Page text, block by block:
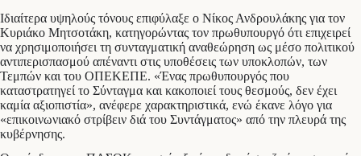
Ιδιαίτερα υψηλούς τόνους επιφύλαξε ο Νίκος Ανδρουλάκης για τον
Κυριάκο Μητσοτάκη, κατηγορώντας τον πρωθυπουργό ότι επιχειρεί
να χρησιμοποιήσει τη συνταγματική αναθεώρηση ως μέσο πολιτικού
αντιπερισπασμού απέναντι στις υποθέσεις των υποκλοπών, των
Τεμπών και του ΟΠΕΚΕΠΕ. «Ένας πρωθυπουργός που
καταστρατηγεί το Σύνταγμα και κακοποιεί τους θεσμούς, δεν έχει
καμία αξιοπιστία», ανέφερε χαρακτηριστικά, ενώ έκανε λόγο για
«επικοινωνιακό στρίβειν διά του Συντάγματος» από την πλευρά της
κυβέρνησης.